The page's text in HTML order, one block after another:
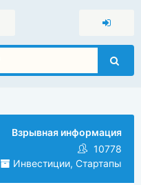
Взрывная информация
10778
Инвестиции, Стартапы